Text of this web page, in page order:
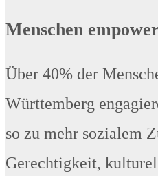
Menschen
Über 40% der
Württemberg
so zu mehr sozialem
Gerechtigkeit,